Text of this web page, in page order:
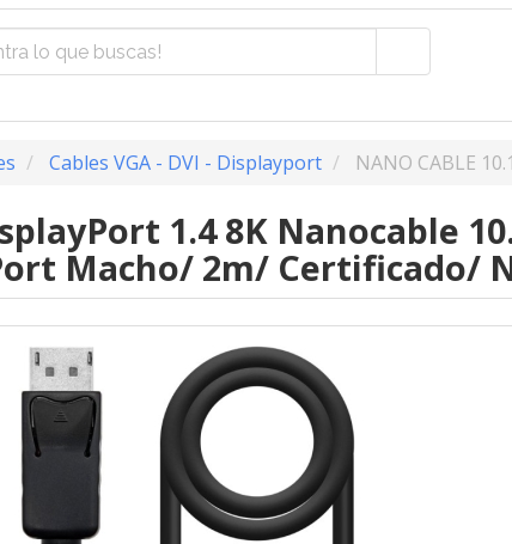
Cables VGA - DVI - Displayport NANO CABLE
1.4 8K Nanocable
Macho/ 2m/ Certificado/